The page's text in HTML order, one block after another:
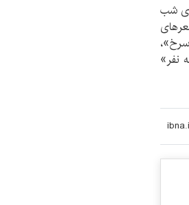
شب
سرخ»،
نفر»